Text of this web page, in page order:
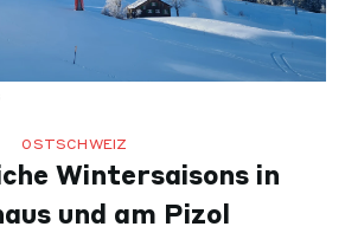
OSTSCHWEIZ
Wintersaisons in
und am Pizol